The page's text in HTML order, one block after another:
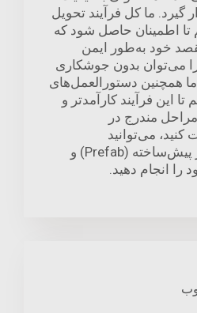
گیرد. ما کل فرآیند تحویل
تا اطمینان حاصل شود که
خود به‌طور ایمن
می‌توان بدون جوشکاری
همچنین دستورالعمل‌های
این فرآیند کارآمدتر و
مندرج در
کنید، می‌توانید
ساختمان‌های ماژولار پیش‌ساخته (Prefab) و
انجام دهید.